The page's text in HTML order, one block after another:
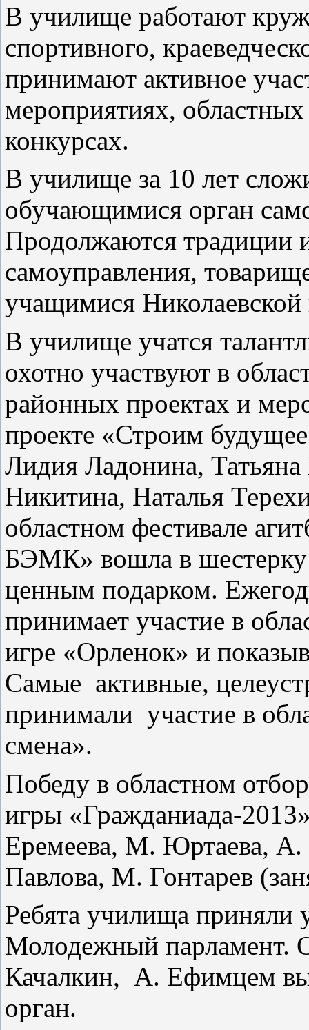
В училище работают
спортивного,
принимают активное
мероприятиях,
конкурсах.
В училище за 10 лет
обучающимися орган
Продолжаются традиции
самоуправления,
учащимися
В училище учатся
охотно участвуют в
районных проектах и
проекте «Строим
Лидия Ладонина, Татьяна
Никитина, Наталья
областном фестивале
БЭМК» вошла в
ценным подарком.
принимает участие в
игре «Орленок» и
Самые активные,
принимали участие в
смена».
Победу в областном
игры «Гражданиада-
Еремеева, М. Юртаева,
Павлова, М. Гонтарев
Ребята училища приняли
Молодежный парламент.
Качалкин, А. Ефимцем
орган.